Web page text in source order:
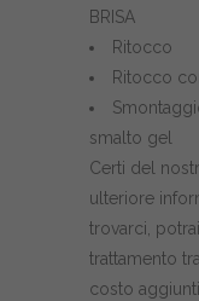
BRISA
Ritocco
Ritocco
smalto gel
Certi del
ulteriore
trovarci,
trattamento
costo